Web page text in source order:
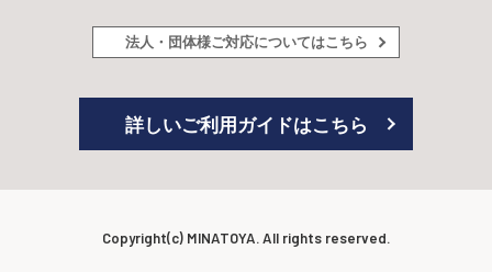
法人・団体様ご対応についてはこちら
詳しいご利用ガイドはこちら
Copyright(c) MINATOYA. All rights reserved.